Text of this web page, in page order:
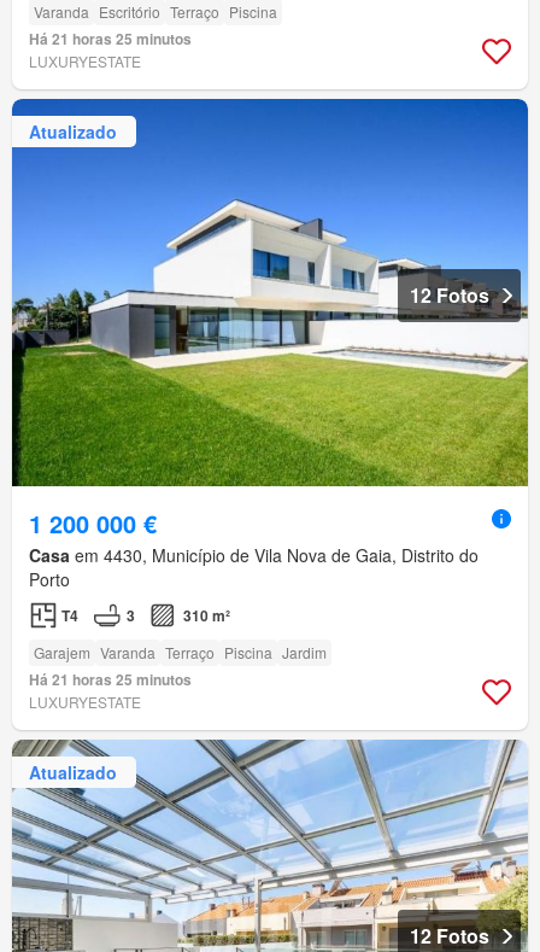
Varanda Escritório Terraço Piscina
Há 21 horas 25 minutos
LUXURYESTATE
Atualizado
12 Fotos
1 200 000 €
Casa em 4430, Município de Vila Nova de Gaia, Distrito do
Porto
T4 3 310 m²
Garajem Varanda Terraço Piscina Jardim
Há 21 horas 25 minutos
LUXURYESTATE
Atualizado
12 Fotos